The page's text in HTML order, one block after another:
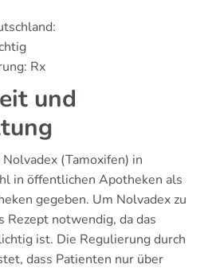
Rx
und
(Tamoxifen) in
in öffentlichen Apotheken als
gegeben. Um Nolvadex zu
Rezept notwendig, da das
ist. Die Regulierung durch
dass Patienten nur über